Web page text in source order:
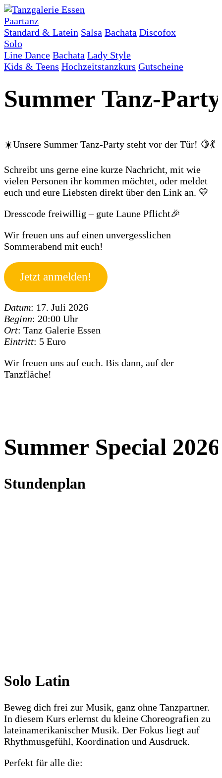
Paartanz
Standard & Latein Salsa Bachata Discofox
Solo
Line Dance Bachata Lady Style
Kids & Teens Hochzeitstanzkurs Gutscheine
Summer Tanz-Party
☀️Unsere Summer Tanz-Party steht vor der Tür! 🍋💃
Schreibt uns gerne eine kurze Nachricht, mit wie
vielen Personen ihr kommen möchtet, oder meldet
euch und eure Liebsten direkt über den Link an. 💛
Dresscode freiwillig – gute Laune Pflicht🎉
Wir freuen uns auf einen unvergesslichen
Sommerabend mit euch!
Jetzt anmelden!
Datum: 17. Juli 2026
Beginn: 20:00 Uhr
Ort: Tanz Galerie Essen
Eintritt: 5 Euro
Wir freuen uns auf euch. Bis dann, auf der
Tanzfläche!
Summer Special 2026
Stundenplan
Solo Latin
Beweg dich frei zur Musik, ganz ohne Tanzpartner.
In diesem Kurs erlernst du kleine Choreografien zu
lateinamerikanischer Musik. Der Fokus liegt auf
Rhythmusgefühl, Koordination und Ausdruck.
Perfekt für alle die: